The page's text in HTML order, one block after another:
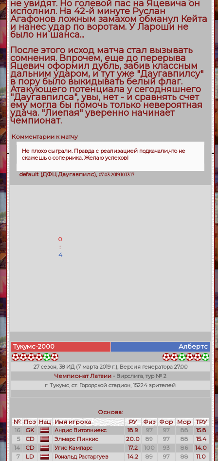
не увидят. Но голевой пас на Яцевича он
исполнил. На 42-й минуте Руслан
Агафонов ложным замахом обманул Кейта
и нанес удар по воротам. У Лароши не
было ни шанса...
После этого исход матча стал вызывать
сомнения. Впрочем, еще до перерыва
Яцевич оформил дубль, забив классным
дальним ударом, и тут уже "Даугавпилсу"
в пору было выкидывать белый флаг.
Атакующего потенциала у сегодняшнего
"Даугавпилса", увы, нет - и сравнять счет
ему могла бы помочь только невероятная
удача. "Лиепая" уверенно начинает
чемпионат.
Комментарии к матчу
Не плохо сыграли. Правда с реализацией подкачали,что не
скажешь о соперника. Желаю успехов!
default(ДФЦ Даугавпилс), 07.03.2019 10:13:17
0
:
4
Тукумс-2000 Албертс
27 сезон, 38 ИД (7 марта 2019 г.), Версия генератора 27.0.0
Чемпионат Латвии- Вирслига, тур № 2
г. Тукумс, ст. Городской стадион, 15224 зрителей
Основа:
№ Поз Нац Имя игрока РУ Физ Фор Мор ТРУ
16
GK Андис Витолниекс 18.9 97 97 88
15.8
5
CD Элмарс Пинкис 20.0 89 97 88
15.4
14
CD Угис Кампарс 17.2 100 93 86
14.0
7
LD Рональд Растаргуев 14.2 89 97 88
11.0